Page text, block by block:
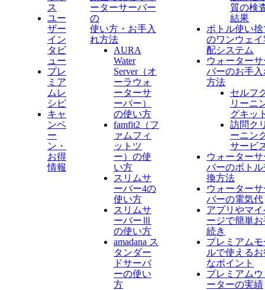
ス
ユー
ザー
イン
タビ
ュー
プレ
ミア
ムレ
シピ
キャ
ンペ
ー
ン・
お得
情報
ーターサーバー
の
使い方・お手入
れ方法
AURA
Water
Server​（オ
ーラウォ
ーターサ
ーバー）
の使い方
famfit2（フ
ァムフィ
ットツ
ー）の使
い方
スリムサ
ーバー4の
使い方
スリムサ
ーバーⅢ
の使い方
amadana ス
タンダー
ドサーバ
ーの使い
方
質の検
結果
ボトル使い捨
のワンウェイ
配システム
ウォーター
バーのお手入
方法
セルフ
リーニ
グキッ
訪問ク
ーニン
サービ
ウォーター
バーのボトル
換方法
ウォーター
バーの電気代
アプリやマイ
ージで簡単お
続き
プレミアムモ
ルで使える
なポイント
プレミアムウ
ーターの実績